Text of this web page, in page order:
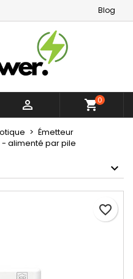
Blog
 shopping_cart0
Émetteur
- alimenté par pile
favorite_border
×
×
Créer une liste d'envies
×
ajouter des produits
Annuler Connexion